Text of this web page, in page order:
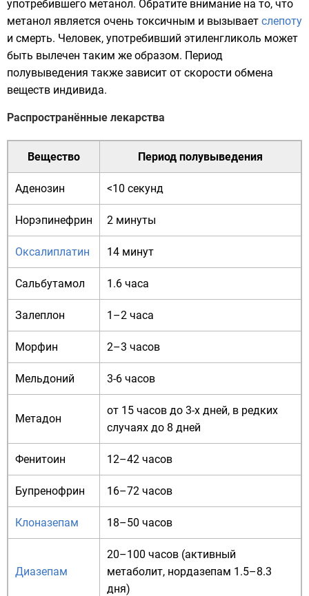
употребившего метанол. Обратите внимание на то, что
метанол является очень токсичным и вызывает слепоту
и смерть. Человек, употребивший этиленгликоль может
быть вылечен таким же образом. Период
полувыведения также зависит от скорости обмена
веществ индивида.
Распространённые лекарства
Вещество Период полувыведения
Аденозин <10 секунд
Норэпинефрин 2 минуты
Оксалиплатин 14 минут
Сальбутамол 1.6 часа
Залеплон 1–2 часа
Морфин 2–3 часов
Мельдоний 3-6 часов
Метадон
от 15 часов до 3-х дней, в редких
случаях до 8 дней
Фенитоин 12–42 часов
Бупренофрин 16–72 часов
Клоназепам 18–50 часов
Диазепам
20–100 часов (активный
метаболит, нордазепам 1.5–8.3
дня)